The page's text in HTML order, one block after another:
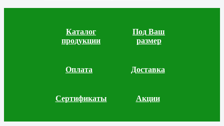
Каталог
продукции
Под Ваш
размер
Оплата Доставка
Сертификаты Акции